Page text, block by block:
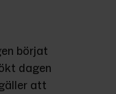
börjat
dagen
att